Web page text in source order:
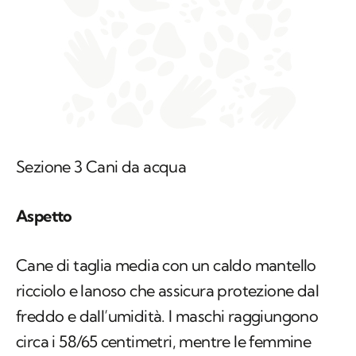
Sezione 3 Cani da acqua
Aspetto
Cane di taglia media con un caldo mantello
ricciolo e lanoso che assicura protezione dal
freddo e dall’umidità. I maschi raggiungono
circa i 58/65 centimetri, mentre le femmine